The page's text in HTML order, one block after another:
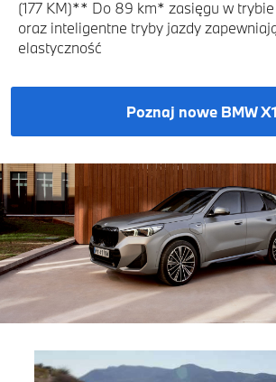
(177 KM)** Do 89 km* zasięgu w
oraz inteligentne tryby jazdy
elastyczność
Poznaj nowe BMW X1